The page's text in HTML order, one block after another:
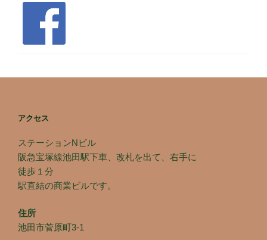
アクセス
ステーションNビル
阪急宝塚線池田駅下車、改札を出て、右手に
徒歩１分
駅直結の商業ビルです。
住所
池田市菅原町3-1